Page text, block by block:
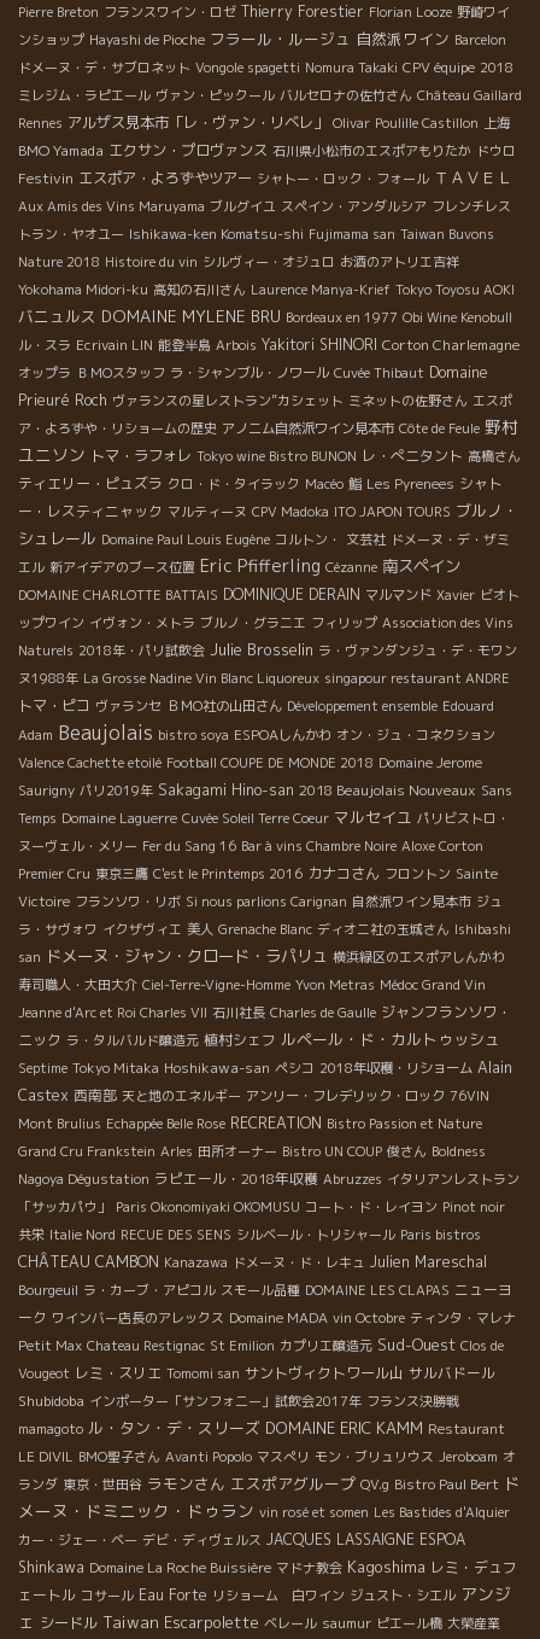
Pierre Breton フランスワイン・ロゼ Thierry Forestier Florian Looze 野崎ワイ
ンショップ Hayashi de Pioche フラール・ルージュ 自然派ワイン Barcelon
ドメーヌ・デ・サブロネット Vongole spagetti Nomura Takaki CPV équipe 2018
ミレジム・ラピエール ヴァン・ピックール バルセロナの佐竹さん Château Gaillard
Rennes アルザス見本市「レ・ヴァン・リベレ」 Olivar Poulille Castillon 上海
BMO Yamada エクサン・プロヴァンス 石川県小松市のエスポアもりたか ドウロ
Festivin エスポア・よろずやツアー シャトー・ロック・フォール ＴＡＶＥＬ
Aux Amis des Vins Maruyama ブルグイユ スペイン・アンダルシア フレンチレス
トラン・ヤオユー Ishikawa-ken Komatsu-shi Fujimama san Taiwan Buvons
Nature 2018 Histoire du vin シルヴィー・オジュロ お酒のアトリエ吉祥
Yokohama Midori-ku 高知の石川さん Laurence Manya-Krief Tokyo Toyosu AOKI
バニュルス DOMAINE MYLENE BRU Bordeaux en 1977 Obi Wine Kenobull
ル・スラ Ecrivain LIN 能登半島 Arbois Yakitori SHINORI Corton Charlemagne
オップラ ＢＭОスタッフ ラ・シャンブル・ノワール Cuvée Thibaut Domaine
Prieuré Roch ヴァランスの星レストラン”カシェット ミネットの佐野さん エスポ
ア・よろずや・リショームの歴史 アノニム自然派ワイン見本市 Côte de Feule 野村
ユニソン トマ・ラフォレ Tokyo wine Bistro BUNON レ・ぺニタント 高橋さん
ティエリー・ピュズラ クロ・ド・タイラック Macéo 鮨 Les Pyrenees シャト
ー・レスティニャック マルティーヌ CPV Madoka ITO JAPON TOURS ブルノ・
シュレール Domaine Paul Louis Eugène コルトン・ 文芸社 ドメーヌ・デ・ザミ
エル 新アイデアのブース位置 Eric Pfifferling Cézanne 南スペイン
DOMAINE CHARLOTTE BATTAIS DOMINIQUE DERAIN マルマンド Xavier ビオト
ップワイン イヴォン・メトラ ブルノ・グラニエ フィリップ Association des Vins
Naturels 2018年・パリ試飲会 Julie Brosselin ラ・ヴァンダンジュ・デ・モワン
ヌ1988年 La Grosse Nadine Vin Blanc Liquoreux singapour restaurant ANDRE
トマ・ピコ ヴァランセ ＢＭО社の山田さん Développement ensemble Edouard
Adam Beaujolais bistro soya ESPOAしんかわ オン・ジュ・コネクション
Valence Cachette etoilé Football COUPE DE MONDE 2018 Domaine Jerome
Saurigny パリ2019年 Sakagami Hino-san 2018 Beaujolais Nouveaux Sans
Temps Domaine Laguerre Cuvée Soleil Terre Coeur マルセイユ パリビストロ・
ヌーヴェル・メリー Fer du Sang 16 Bar à vins Chambre Noire Aloxe Corton
Premier Cru 東京三鷹 C'est le Printemps 2016 カナコさん フロントン Sainte
Victoire フランソワ・リボ Si nous parlions Carignan 自然派ワイン見本市 ジュ
ラ・サヴォワ イクザヴィエ 美人 Grenache Blanc ディオニ社の玉城さん Ishibashi
san ドメーヌ・ジャン・クロード・ラパリュ 横浜緑区のエスポアしんかわ
寿司職人・大田大介 Ciel-Terre-Vigne-Homme Yvon Metras Médoc Grand Vin
Jeanne d'Arc et Roi Charles VII 石川社長 Charles de Gaulle ジャンフランソワ・
ニック ラ・タルバルド醸造元 植村シェフ ルペール・ド・カルトゥッシュ
Septime Tokyo Mitaka Hoshikawa-san ペシコ 2018年収穫・リショーム Alain
Castex 西南部 天と地のエネルギー アンリー・フレデリック・ロック 76VIN
Mont Brulius Echappée Belle Rose RECREATION Bistro Passion et Nature
Grand Cru Frankstein Arles 田所オーナー Bistro UN COUP 俊さん Boldness
Nagoya Dégustation ラピエール・2018年収穫 Abruzzes イタリアンレストラン
「サッカパウ」
Paris Okonomiyaki OKOMUSU コート・ド・レイヨン Pinot noir
共栄 Italie Nord RECUE DES SENS シルベール・トリシャール Paris bistros
CHÂTEAU CAMBON Kanazawa ドメーヌ・ド・レキュ Julien Mareschal
Bourgeuil ラ・カーブ・アピコル スモール品種 DOMAINE LES CLAPAS ニューヨ
ーク ワインバー店長のアレックス Domaine MADA vin Octobre ティンタ・マレナ
Petit Max Chateau Restignac St Emilion カプリエ醸造元 Sud-Ouest Clos de
Vougeot レミ・スリエ Tomomi san サントヴィクトワール山 サルバドール
Shubidoba インポーター「サンフォニー」試飲会2017年 フランス決勝戦
mamagoto ル・タン・デ・スリーズ DOMAINE ERIC KAMM Restaurant
LE DIVIL BMO聖子さん Avanti Popolo マスぺリ モン・ブリュリウス Jeroboam オ
ランダ 東京・世田谷 ラモンさん エスポアグループ QV.g Bistro Paul Bert ド
メーヌ・ドミニック・ドゥラン vin rosé et somen Les Bastides d'Alquier
カー・ジェー・ベー デビ・ディヴェルス JACQUES LASSAIGNE ESPOA
Shinkawa Domaine La Roche Buissière マドナ教会 Kagoshima レミ・デュフ
ェートル コサール Eau Forte リショーム 白ワイン ジュスト・シエル アンジ
ェ シードル Taiwan Escarpolette ベレール saumur ピエール橋 大榮産業